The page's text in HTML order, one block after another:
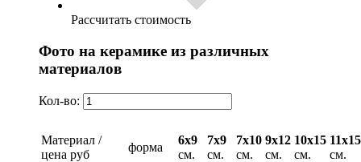
Рассчитать стоимость
Фото на керамике из различных
материалов
Кол-во:
Материал /
цена руб
форма
6х9
см.
7х9
см.
7х10
см.
9х12
см.
10х15
см.
11х15
см.